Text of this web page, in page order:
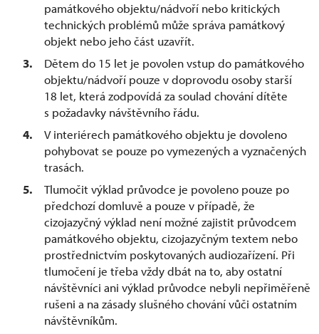
památkového objektu/nádvoří nebo kritických
technických problémů může správa památkový
objekt nebo jeho část uzavřít.
Dětem do 15 let je povolen vstup do památkového
objektu/nádvoří pouze v doprovodu osoby starší
18 let, která zodpovídá za soulad chování dítěte
s požadavky návštěvního řádu.
V interiérech památkového objektu je dovoleno
pohybovat se pouze po vymezených a vyznačených
trasách.
Tlumočit výklad průvodce je povoleno pouze po
předchozí domluvě a pouze v případě, že
cizojazyčný výklad není možné zajistit průvodcem
památkového objektu, cizojazyčným textem nebo
prostřednictvím poskytovaných audiozařízení. Při
tlumočení je třeba vždy dbát na to, aby ostatní
návštěvníci ani výklad průvodce nebyli nepřiměřeně
rušeni a na zásady slušného chování vůči ostatním
návštěvníkům.